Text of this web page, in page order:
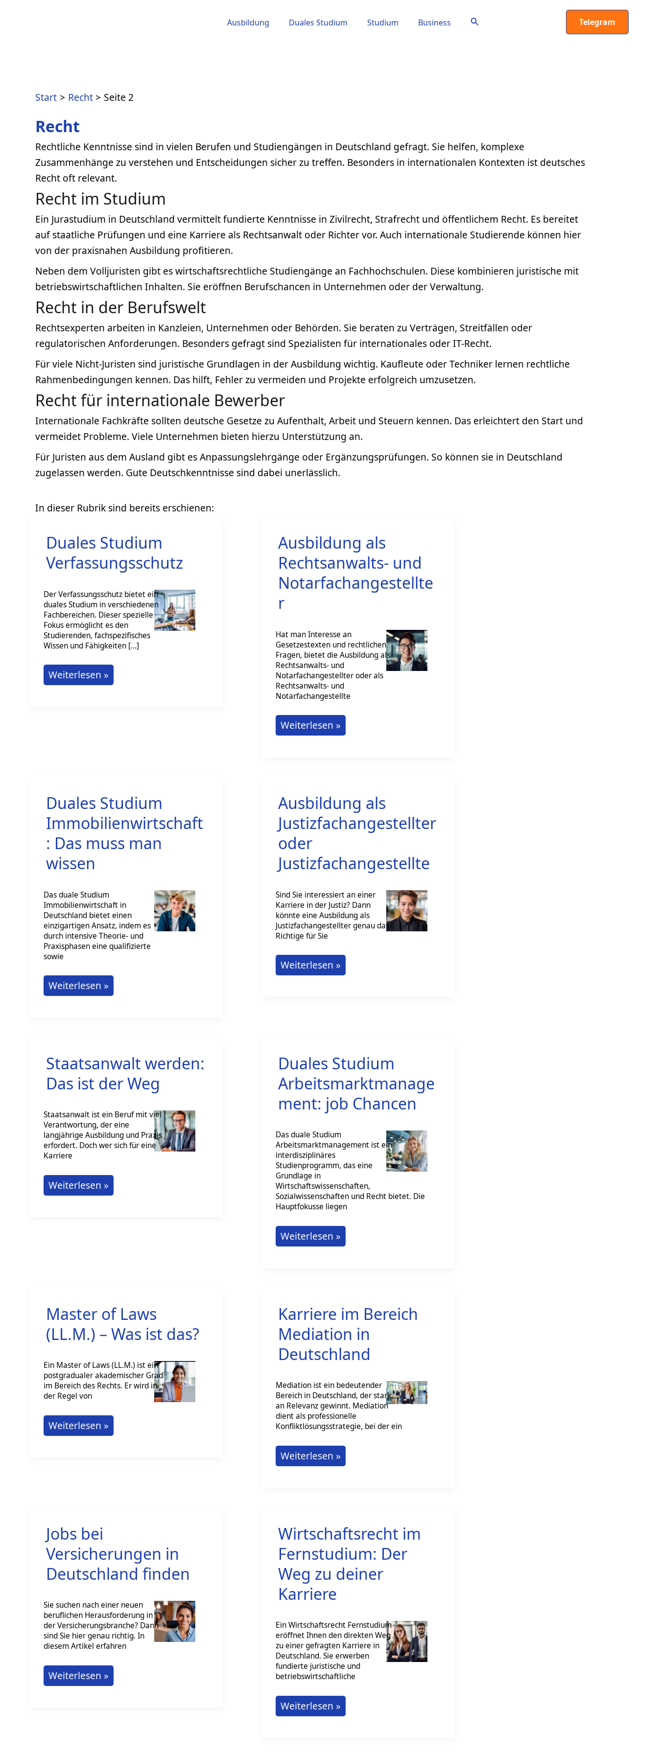
Ausbildung Duales Studium Studium Business Suchen Telegram
Start Recht Seite 2
Recht
Rechtliche Kenntnisse sind in vielen Berufen und Studiengängen in Deutschland gefragt. Sie helfen, komplexe
Zusammenhänge zu verstehen und Entscheidungen sicher zu treffen. Besonders in internationalen Kontexten ist deutsches
Recht oft relevant.
Recht im Studium
Ein Jurastudium in Deutschland vermittelt fundierte Kenntnisse in Zivilrecht, Strafrecht und öffentlichem Recht. Es bereitet
auf staatliche Prüfungen und eine Karriere als Rechtsanwalt oder Richter vor. Auch internationale Studierende können hier
von der praxisnahen Ausbildung profitieren.
Neben dem Volljuristen gibt es wirtschaftsrechtliche Studiengänge an Fachhochschulen. Diese kombinieren juristische mit
betriebswirtschaftlichen Inhalten. Sie eröffnen Berufschancen in Unternehmen oder der Verwaltung.
Recht in der Berufswelt
Rechtsexperten arbeiten in Kanzleien, Unternehmen oder Behörden. Sie beraten zu Verträgen, Streitfällen oder
regulatorischen Anforderungen. Besonders gefragt sind Spezialisten für internationales oder IT-Recht.
Für viele Nicht-Juristen sind juristische Grundlagen in der Ausbildung wichtig. Kaufleute oder Techniker lernen rechtliche
Rahmenbedingungen kennen. Das hilft, Fehler zu vermeiden und Projekte erfolgreich umzusetzen.
Recht für internationale Bewerber
Internationale Fachkräfte sollten deutsche Gesetze zu Aufenthalt, Arbeit und Steuern kennen. Das erleichtert den Start und
vermeidet Probleme. Viele Unternehmen bieten hierzu Unterstützung an.
Für Juristen aus dem Ausland gibt es Anpassungslehrgänge oder Ergänzungsprüfungen. So können sie in Deutschland
zugelassen werden. Gute Deutschkenntnisse sind dabei unerlässlich.
Duales Studium
Verfassungsschutz
Der Verfassungsschutz bietet ein
duales Studium in verschiedenen
Fachbereichen. Dieser spezielle
Fokus ermöglicht es den
Studierenden, fachspezifisches
Wissen und Fähigkeiten […]
Duales
Weiterlesen »
Ausbildung als
Rechtsanwalts- und
Notarfachangestellte
r
Hat man Interesse an
Gesetzestexten und rechtlichen
Fragen, bietet die Ausbildung als
Rechtsanwalts- und
Notarfachangestellter oder als
Rechtsanwalts- und
Notarfachangestellte
Ausbildung
Weiterlesen »
Duales Studium
Immobilienwirtschaft
: Das muss man
wissen
Das duale Studium
Immobilienwirtschaft in
Deutschland bietet einen
einzigartigen Ansatz, indem es
durch intensive Theorie- und
Praxisphasen eine qualifizierte
sowie
Duales
man
wissen
Weiterlesen »
Ausbildung als
Justizfachangestellter
oder
Justizfachangestellte
Sind Sie interessiert an einer
Karriere in der Justiz? Dann
könnte eine Ausbildung als
Justizfachangestellter genau das
Richtige für Sie
Ausbildung
Weiterlesen »
Staatsanwalt werden:
Das ist der Weg
Staatsanwalt ist ein Beruf mit viel
Verantwortung, der eine
langjährige Ausbildung und Praxis
erfordert. Doch wer sich für eine
Karriere
Staatsanwalt
Weiterlesen »
Duales Studium
Arbeitsmarktmanage
ment: job Chancen
Das duale Studium
Arbeitsmarktmanagement ist ein
interdisziplinäres
Studienprogramm, das eine
Grundlage in
Wirtschaftswissenschaften,
Sozialwissenschaften und Recht bietet. Die
Hauptfokusse liegen
Duales
Weiterlesen »
Master of Laws
(LL.M.) – Was ist das?
Ein Master of Laws (LL.M.) ist ein
postgradualer akademischer Grad
im Bereich des Rechts. Er wird in
der Regel von
Master
das?
Weiterlesen »
Karriere im Bereich
Mediation in
Deutschland
Mediation ist ein bedeutender
Bereich in Deutschland, der stark
an Relevanz gewinnt. Mediation
dient als professionelle
Konfliktlösungsstrategie, bei der ein
Karriere
Deutschland
Weiterlesen »
Jobs bei
Versicherungen in
Deutschland finden
Sie suchen nach einer neuen
beruflichen Herausforderung in
der Versicherungsbranche? Dann
sind Sie hier genau richtig. In
diesem Artikel erfahren
Jobs
Weiterlesen »
Wirtschaftsrecht im
Fernstudium: Der
Weg zu deiner
Karriere
Ein Wirtschaftsrecht Fernstudium
eröffnet Ihnen den direkten Weg
zu einer gefragten Karriere in
Deutschland. Sie erwerben
fundierte juristische und
betriebswirtschaftliche
Wirtschaftsrecht
Weiterlesen »